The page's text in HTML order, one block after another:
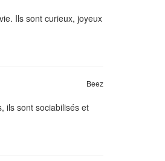
Ils sont curieux, joyeux
Beez
ils sont sociabilisés et